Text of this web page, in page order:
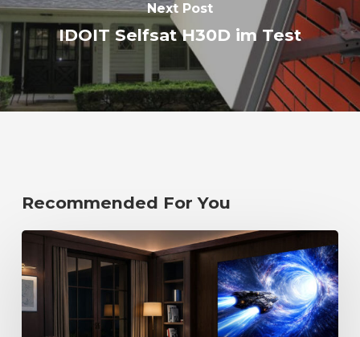
Next Post
IDOIT Selfsat H30D im Test
Recommended For You